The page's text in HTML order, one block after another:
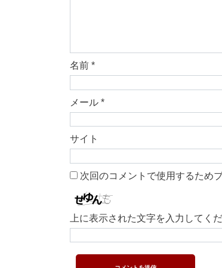
名前 *
メール *
サイト
次回のコメントで使用するため
上に表示された文字を入力してくだ